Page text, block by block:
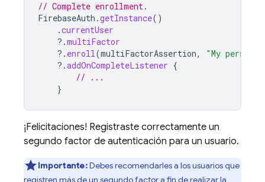
// Complete enrollment.
FirebaseAuth .getInstance()
.currentUser
?.multiFactor
?. enroll(multiFactorAssertion,
"My
?.addOnCompleteListener {
// ...
}
¡Felicitaciones! Registraste correctamente un
segundo factor de autenticación para un usuario.
Importante:Debes recomendarles a los usuarios que
registren más de un segundo factor a fin de realizar la